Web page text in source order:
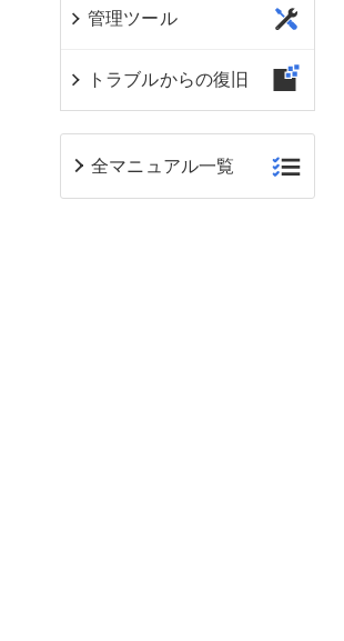
管理ツール
トラブルからの復旧
全マニュアル一覧